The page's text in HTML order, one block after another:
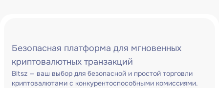
Безопасная платформа для мгновенных
криптовалютных транзакций
Bitsz — ваш выбор для безопасной и простой торговли
криптовалютами с конкурентоспособными комиссиями.